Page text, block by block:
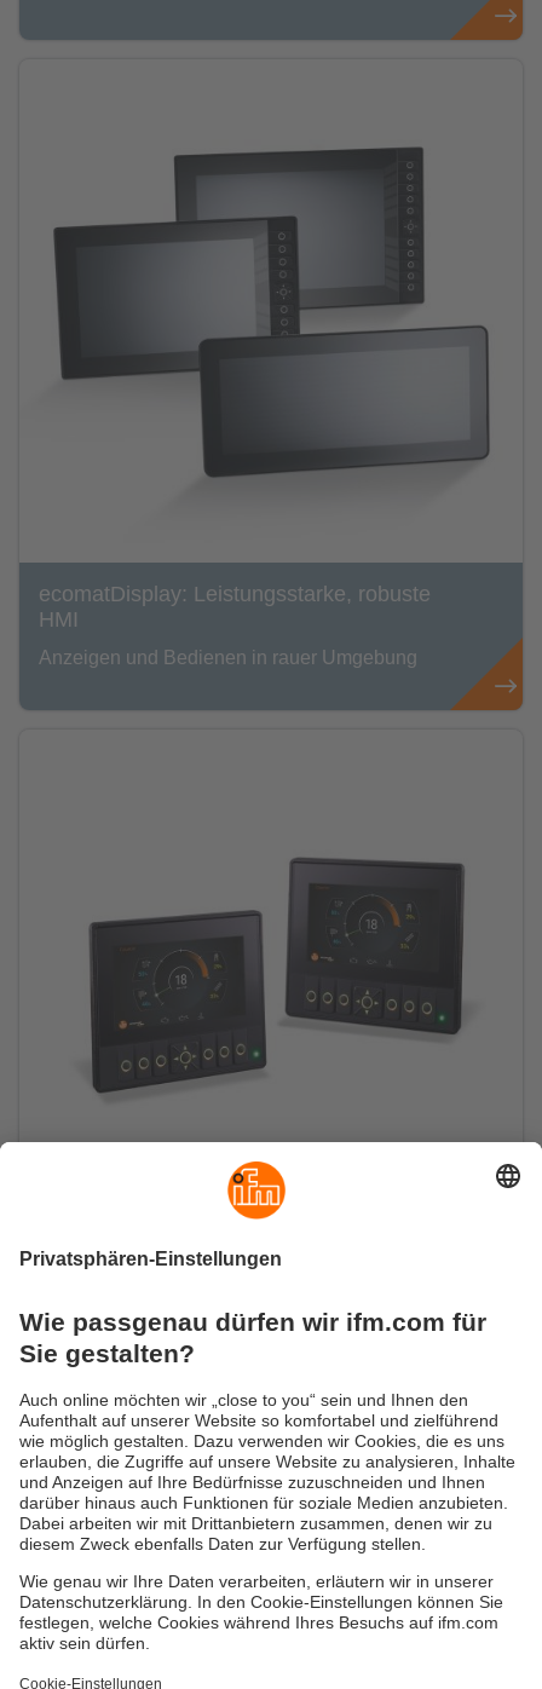
ecomatDisplay: Leistungsstarke, robuste
HMI
Anzeigen und Bedienen in rauer Umgebung
Das 4,3"-ecomatDisplay setzt neue
Lichtstarkes Display für beste Lesbarkeit auch
bei Tageslichteinstrahlung
Versandkosten
Gewährleistung
Warenrücklieferungen
Kontakt
Standorte (EN)
AGB
Barrierefreiheit
Impressum
Datenschutz
Responsible Disclosure